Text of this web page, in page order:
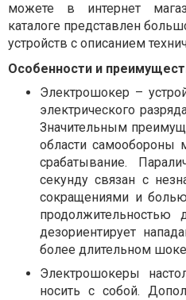
можете в интернет
каталоге представлен
устройств с описанием
Особенности и
Электрошокер –
электрического
Значительным
области самообороны
срабатывание.
секунду связан с
сокращениями и
дезориентирует
более длительном
Электрошокеры
носить с собой.